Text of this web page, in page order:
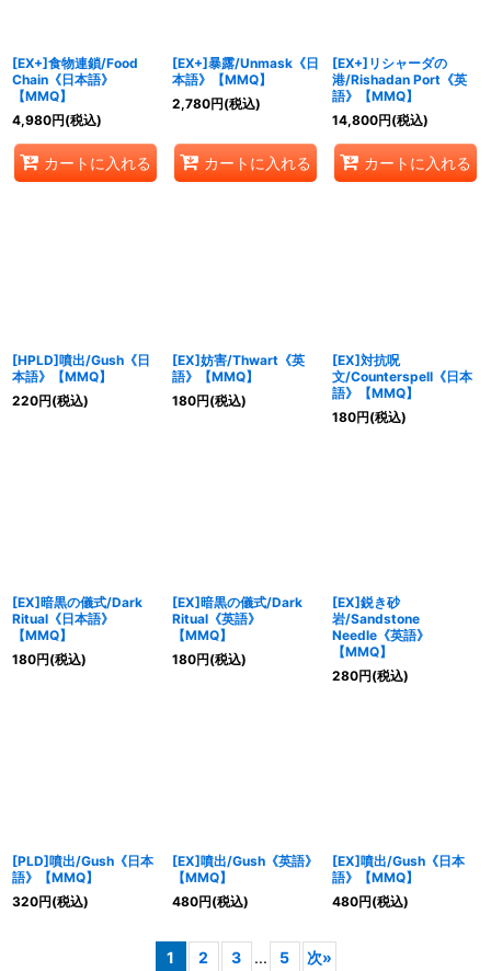
[EX+]食物連鎖/Food
Chain《日本語》
【MMQ】
4,980円(税込)
カートに入れる
[EX+]暴露/Unmask《日
本語》【MMQ】
2,780円(税込)
カートに入れる
[EX+]リシャーダの
港/Rishadan Port《英
語》【MMQ】
14,800円(税込)
カートに入れる
[HPLD]噴出/Gush《日
本語》【MMQ】
220円(税込)
[EX]妨害/Thwart《英
語》【MMQ】
180円(税込)
[EX]対抗呪
文/Counterspell《日本
語》【MMQ】
180円(税込)
[EX]暗黒の儀式/Dark
Ritual《日本語》
【MMQ】
180円(税込)
[EX]暗黒の儀式/Dark
Ritual《英語》
【MMQ】
180円(税込)
[EX]鋭き砂
岩/Sandstone
Needle《英語》
【MMQ】
280円(税込)
[PLD]噴出/Gush《日本
語》【MMQ】
320円(税込)
[EX]噴出/Gush《英語》
【MMQ】
480円(税込)
[EX]噴出/Gush《日本
語》【MMQ】
480円(税込)
1 2 3 ... 5 次»